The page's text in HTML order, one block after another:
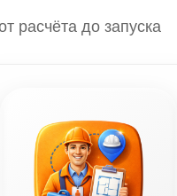
расчёта до запуска